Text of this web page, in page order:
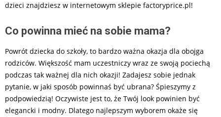
dzieci znajdziesz w internetowym sklepie factoryprice.pl!
Co powinna mieć na sobie mama?
Powrót dziecka do szkoły, to bardzo ważna okazja dla obojga
rodziców. Większość mam uczestniczy wraz ze swoją pociechą
podczas tak ważnej dla nich okazji! Zadajesz sobie jednak
pytanie, w jaki sposób powinnaś być ubrana? Śpieszymy z
podpowiedzią! Oczywiste jest to, że Twój look powinien być
elegancki i modny. Dlatego najlepszym wyborem okaże się